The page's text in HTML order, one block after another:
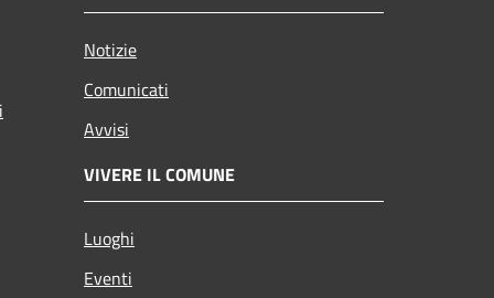
Notizie
Comunicati
Avvisi
VIVERE IL COMUNE
Luoghi
Eventi